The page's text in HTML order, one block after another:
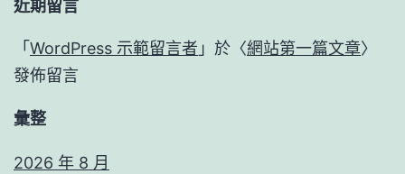
近期留言
「 WordPress 示範留言者 」於〈網站第一篇文章〉
發佈留言
彙整
2026 年 8 月